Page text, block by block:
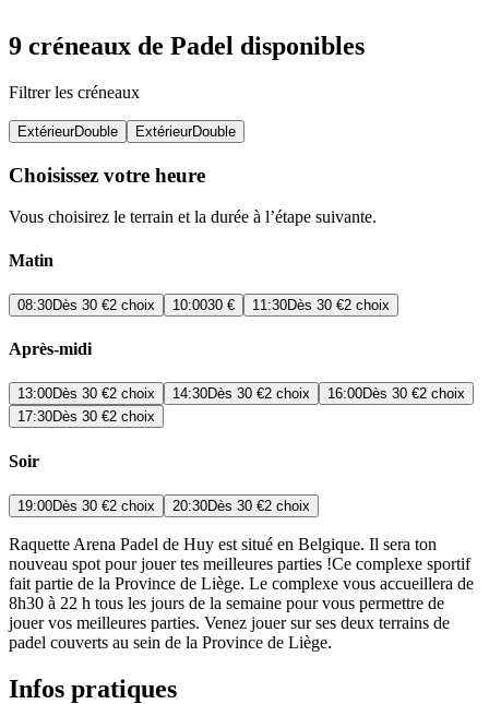
9 créneaux de Padel disponibles
Filtrer les créneaux
ExtérieurDouble ExtérieurDouble
Choisissez votre heure
Vous choisirez le terrain et la durée à l’étape suivante.
Matin
08:30Dès 30 €2 choix 10:0030 € 11:30Dès 30 €2 choix
Après-midi
13:00Dès 30 €2 choix 14:30Dès 30 €2 choix 16:00Dès 30 €2 choix
17:30Dès 30 €2 choix
Soir
19:00Dès 30 €2 choix 20:30Dès 30 €2 choix
Raquette Arena Padel de Huy est situé en Belgique. Il sera ton
nouveau spot pour jouer tes meilleures parties !Ce complexe sportif
fait partie de la Province de Liège. Le complexe vous accueillera de
8h30 à 22 h tous les jours de la semaine pour vous permettre de
jouer vos meilleures parties. Venez jouer sur ses deux terrains de
padel couverts au sein de la Province de Liège.
Infos pratiques